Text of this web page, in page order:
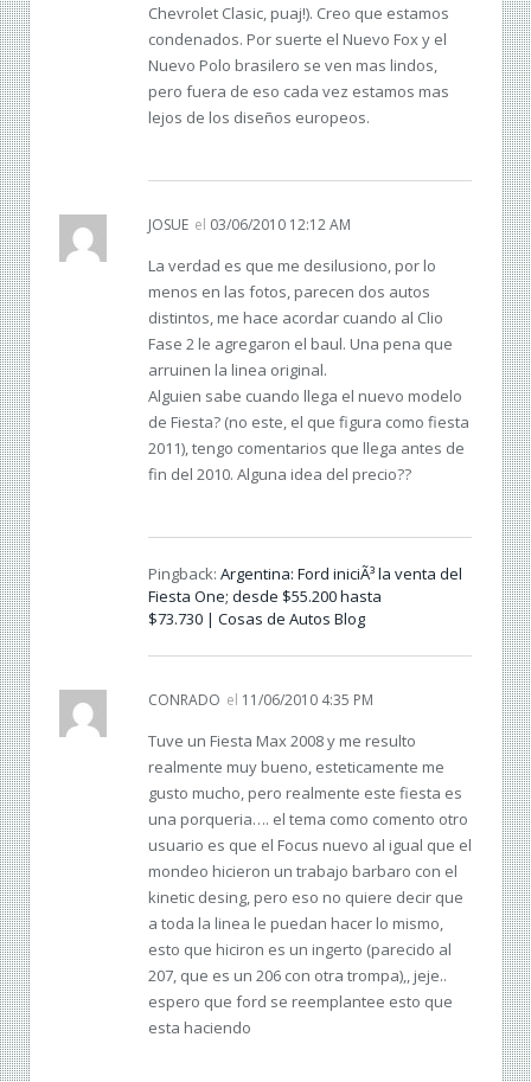
Chevrolet Clasic, puaj!). Creo que estamos
condenados. Por suerte el Nuevo Fox y el
Nuevo Polo brasilero se ven mas lindos,
pero fuera de eso cada vez estamos mas
lejos de los diseños europeos.
JOSUE el 03/06/2010 12:12 AM
La verdad es que me desilusiono, por lo
menos en las fotos, parecen dos autos
distintos, me hace acordar cuando al Clio
Fase 2 le agregaron el baul. Una pena que
arruinen la linea original.
Alguien sabe cuando llega el nuevo modelo
de Fiesta? (no este, el que figura como fiesta
2011), tengo comentarios que llega antes de
fin del 2010. Alguna idea del precio??
Pingback: Argentina: Ford iniciÃ³ la venta del
Fiesta One; desde $55.200 hasta
$73.730 | Cosas de Autos Blog
CONRADO el 11/06/2010 4:35 PM
Tuve un Fiesta Max 2008 y me resulto
realmente muy bueno, esteticamente me
gusto mucho, pero realmente este fiesta es
una porqueria…. el tema como comento otro
usuario es que el Focus nuevo al igual que el
mondeo hicieron un trabajo barbaro con el
kinetic desing, pero eso no quiere decir que
a toda la linea le puedan hacer lo mismo,
esto que hiciron es un ingerto (parecido al
207, que es un 206 con otra trompa),, jeje..
espero que ford se reemplantee esto que
esta haciendo